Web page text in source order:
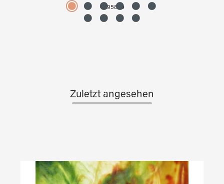
4595890
Zuletzt angesehen
Produktgalerie überspringen